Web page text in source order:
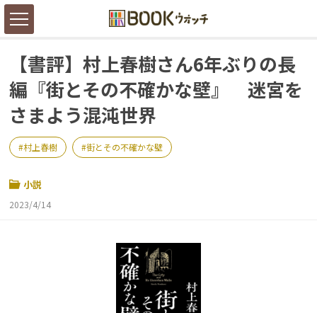
【書評】村上春樹さん6年ぶりの長
編『街とその不確かな壁』 迷宮を
さまよう混沌世界
村上春樹 街とその不確かな壁
小説
2023/4/14